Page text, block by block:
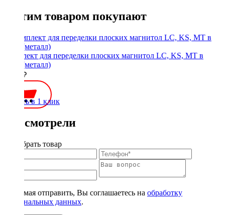
С этим товаром покупают
Комплект для переделки плоских магнитол LC, KS, MT в
1Din (металл)
1900 ₽
Купить в 1 клик
Вы смотрели
Подобрать товар
Нажимая отправить, Вы соглашаетесь на обработку
персональных данных.